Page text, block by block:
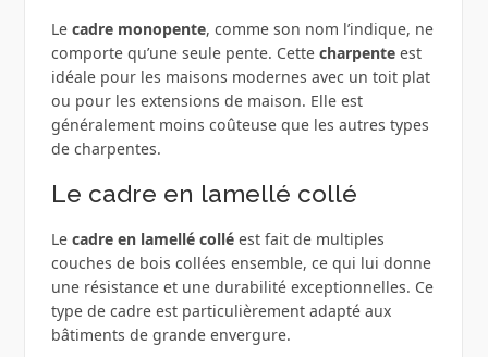
Le cadre monopente, comme son nom l’indique, ne
comporte qu’une seule pente. Cette charpenteest
idéale pour les maisons modernes avec un toit plat
ou pour les extensions de maison. Elle est
généralement moins coûteuse que les autres types
de charpentes.
Le cadre en lamellé collé
Le cadre en lamellé colléest fait de multiples
couches de bois collées ensemble, ce qui lui donne
une résistance et une durabilité exceptionnelles. Ce
type de cadre est particulièrement adapté aux
bâtiments de grande envergure.